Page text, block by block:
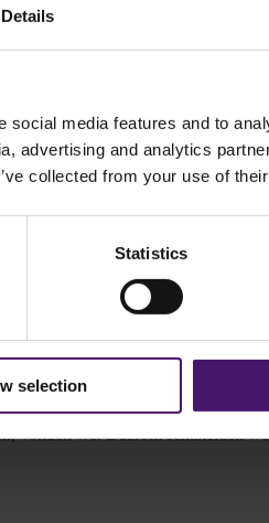
Details
media features and to
advertising and analytics
collected from your use of
Statistics
selection
Rolf Post leidt deze
we steeds weer een
centrale database, geen
partijen binnen en buiten ProRail
Aan de andere kant onvoorziene
vonden we. Daarom schakelden